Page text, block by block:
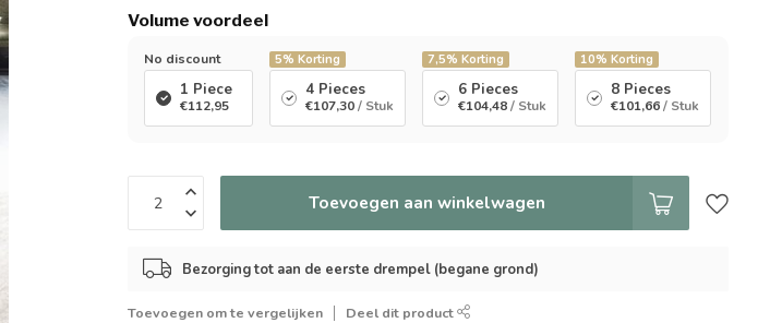
Volume voordeel
No discount
1 Piece
€112,95
5% Korting
4 Pieces
€107,30/ Stuk
7,5% Korting
6 Pieces
€104,48/ Stuk
10% Korting
8 Pieces
€101,66/ Stuk
Toevoegen aan winkelwagen
Bezorging tot aan de eerste drempel (begane grond)
Toevoegen om te vergelijken Deel dit product